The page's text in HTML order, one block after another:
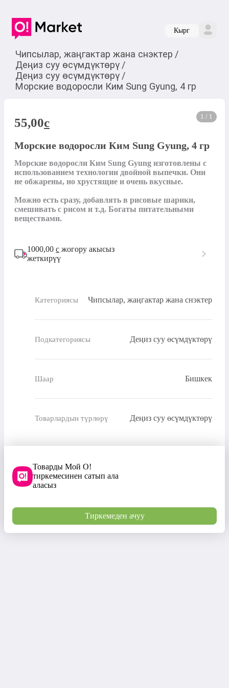
Кырг
Чипсылар, жаңгактар жана снэктер /
Деңиз суу өсүмдүктөрү /
Деңиз суу өсүмдүктөрү /
Морские водоросли Ким Sung Gyung, 4 гр
1 / 1
55,00c
Морские водоросли Ким Sung Gyung, 4 гр
Морские водоросли Ким Sung Gyung изготовлены с
использованием технологии двойной выпечки. Они
не обжарены, но хрустящие и очень вкусные.
Можно есть сразу, добавлять в рисовые шарики,
смешивать с рисом и т.д. Богаты питательными
веществами.
1000,00 с жогору акысыз
жеткирүү
Категориясы Чипсылар, жаңгактар жана снэктер
Подкатегориясы Деңиз суу өсүмдүктөрү
Шаар Бишкек
Товарлардын түрлөрү Деңиз суу өсүмдүктөрү
Товарды Мой О!
тиркемесинен сатып ала
аласыз
Тиркемеден ачуу